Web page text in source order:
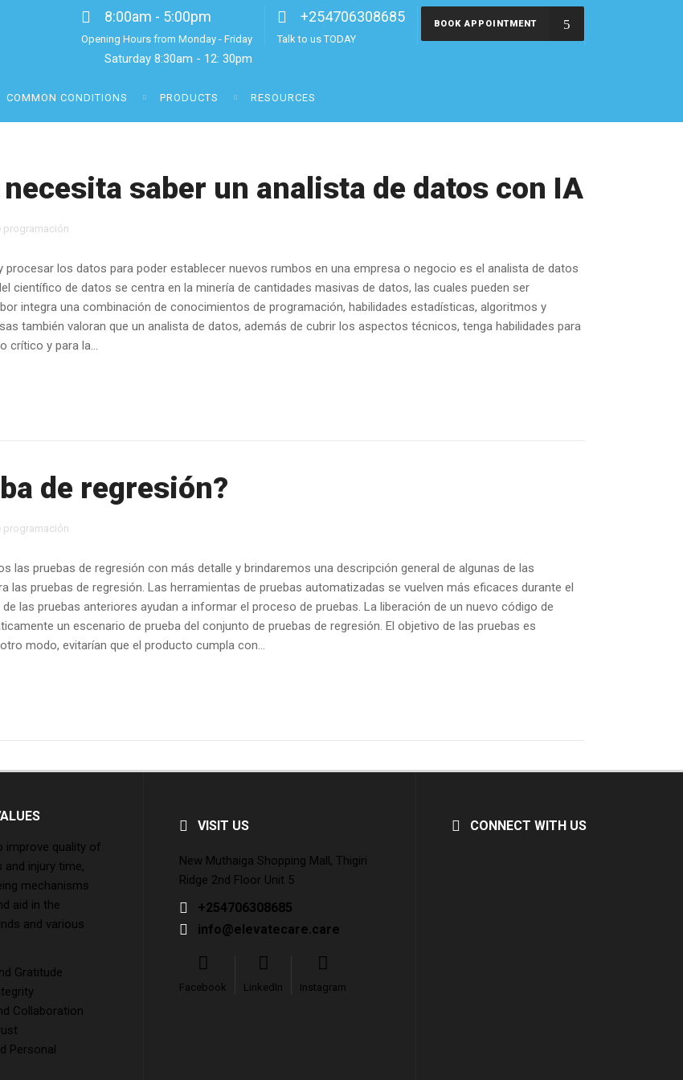
8:00am - 5:00pm
Opening Hours from Monday - Friday
Saturday 8:30am - 12: 30pm
+254706308685
Talk to us TODAY
BOOK APPOINTMENT
COMMON CONDITIONS PRODUCTS RESOURCES
necesita saber un analista de datos con IA
programación
procesar los datos para poder establecer nuevos rumbos en una empresa o negocio es el analista de datos
científico de datos se centra en la minería de cantidades masivas de datos, las cuales pueden ser
integra una combinación de conocimientos de programación, habilidades estadísticas, algoritmos y
también valoran que un analista de datos, además de cubrir los aspectos técnicos, tenga habilidades para
crítico y para la...
de regresión?
programación
las pruebas de regresión con más detalle y brindaremos una descripción general de algunas de las
las pruebas de regresión. Las herramientas de pruebas automatizadas se vuelven más eficaces durante el
las pruebas anteriores ayudan a informar el proceso de pruebas. La liberación de un nuevo código de
un escenario de prueba del conjunto de pruebas de regresión. El objetivo de las pruebas es
modo, evitarían que el producto cumpla con...
improve quality of
injury time,
mechanisms
aid in the
and various
Gratitude
Collaboration
Personal
VISIT US
New Muthaiga Shopping Mall, Thigiri
Ridge 2nd Floor Unit 5
+254706308685
info@elevatecare.care
Facebook LinkedIn Instagram
CONNECT WITH US